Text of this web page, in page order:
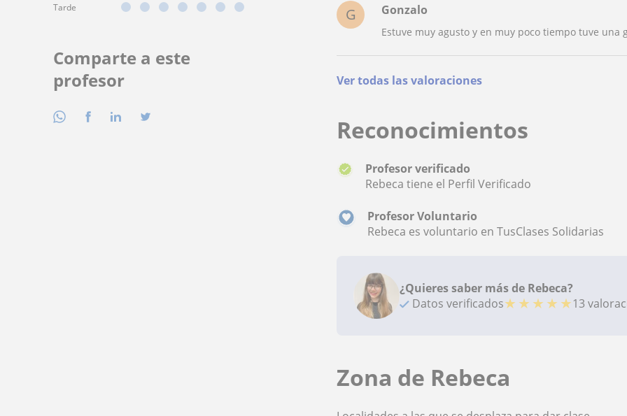
Tarde
Comparte a este
profesor
G Gonzalo
Estuve muy agusto y en muy poco tiempo tuve una
Ver todas las valoraciones
Reconocimientos
Profesor verificado
Rebeca tiene el Perfil Verificado
Profesor Voluntario
Rebeca es voluntario en TusClases Solidarias
¿Quieres saber más de Rebeca?
Datos verificados★ ★ ★ ★ ★13
Zona de Rebeca